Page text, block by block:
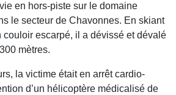
en hors-piste sur le domaine
le secteur de Chavonnes. En skiant
couloir escarpé, il a dévissé et dévalé
mètres.
la victime était en arrêt cardio-
d’un hélicoptère médicalisé de